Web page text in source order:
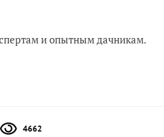
и опытным дачникам.
4662